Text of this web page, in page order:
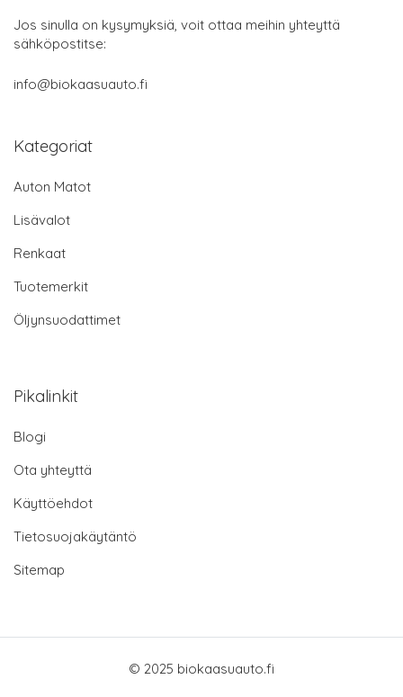
Jos sinulla on kysymyksiä, voit ottaa meihin yhteyttä
sähköpostitse:
info@biokaasuauto.fi
Kategoriat
Auton Matot
Lisävalot
Renkaat
Tuotemerkit
Öljynsuodattimet
Pikalinkit
Blogi
Ota yhteyttä
Käyttöehdot
Tietosuojakäytäntö
Sitemap
© 2025 biokaasuauto.fi